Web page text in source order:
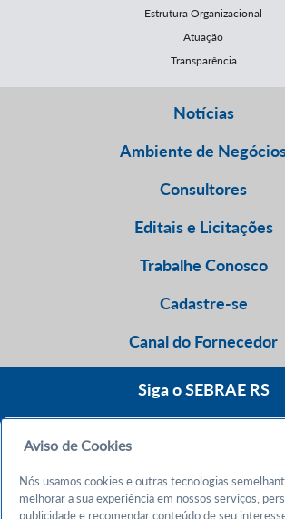
Estrutura Organizacional
Atuação
Transparência
Notícias
Ambiente de
Consultores
Editais e Licitações
Trabalhe Conosco
Cadastre-se
Canal do Fornecedor
Siga o SEBRAE RS
Atendimento 24h
Aviso de Cookies
Nós usamos cookies e outras tecnologias
melhorar a sua experiência em nossos serviços,
publicidade e recomendar conteúdo de seu